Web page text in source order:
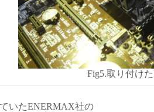
Fig5.取り付け
いたENERMAX社の